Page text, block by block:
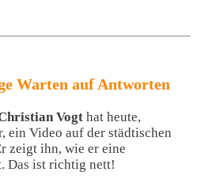
Warten auf Antworten
Vogt hat heute,
ein Video auf der städtischen
zeigt ihn, wie er eine
Das ist richtig nett!